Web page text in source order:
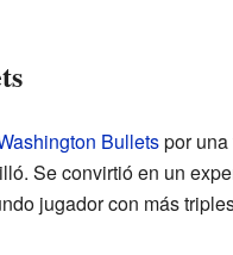
Bulletspor una
Se convirtió en un
jugador con más